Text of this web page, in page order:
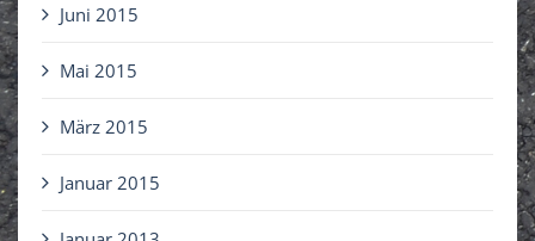
Juni 2015
Mai 2015
März 2015
Januar 2015